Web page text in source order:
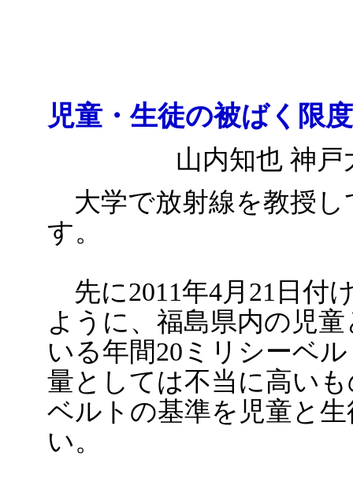
児童・生徒の被ばく限
山内知也 神
大学で放射線を教授し
す。
先に2011年4月21日付
ように、福島県内の児
いる年間20ミリシーベ
量としては不当に高い
ベルトの基準を児童と
い。